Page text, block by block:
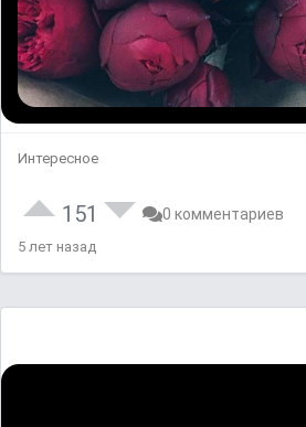
Интересное
151 0 комментариев
5 лет назад